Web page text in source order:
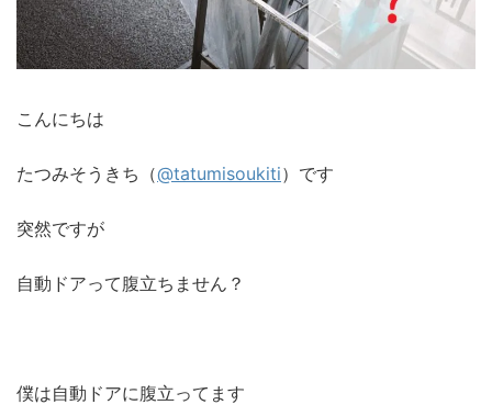
こんにちは
たつみそうきち（@tatumisoukiti）です
突然ですが
自動ドアって腹立ちません？
僕は自動ドアに腹立ってます